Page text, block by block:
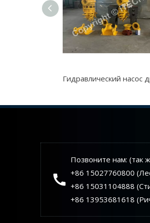
Позвоните нам: (так
+86 15027760800
+86 15031104888
+86 13953681618